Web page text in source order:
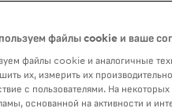
для людей по всему
SoFiUSD в
карт смогут с большей
они обслуживают по всему
24 часа в сутки, 7 дней
инфраструктуры SoFi
файлы cookie и ваше
файлы cookie и аналогичные
их, измерить их
с пользователями. На
основанной на активности и